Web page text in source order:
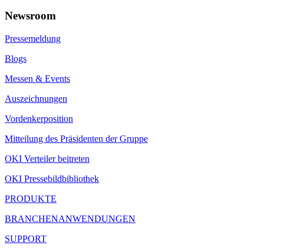
Newsroom
Pressemeldung
Blogs
Messen & Events
Auszeichnungen
Vordenkerposition
Mitteilung des Präsidenten der Gruppe
OKI Verteiler beitreten
OKI Pressebildbibliothek
PRODUKTE
BRANCHENANWENDUNGEN
SUPPORT